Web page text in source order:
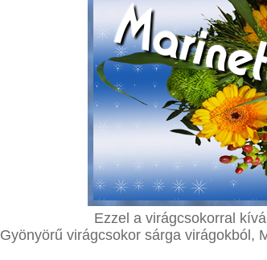
Ezzel a virágcsokorral
Gyönyörű virágcsokor sárga virágokból,